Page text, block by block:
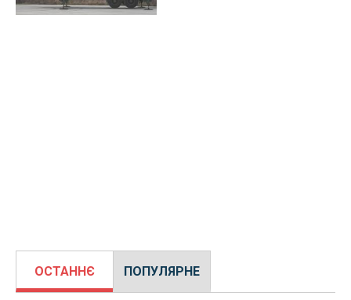
ОСТАННЄ ПОПУЛЯРНЕ